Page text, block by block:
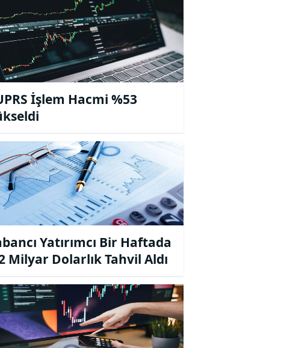
İşlem Hacmi %53
Yatırımcı Bir Haftada
Milyar Dolarlık Tahvil Aldı